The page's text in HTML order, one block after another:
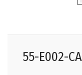
55-E002-